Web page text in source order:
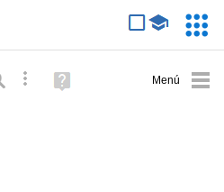
Búsqueda avanzada
Ayuda
(en